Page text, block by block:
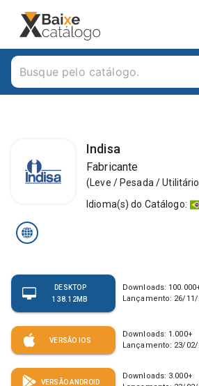
Indisa
Fabricante
(Leve / Pesada /
Idioma(s) do Catálogo:
DESKTOP
138.12MB
Downloads: 100.000
Lançamento: 26/11/
VERSÃO IOS
Downloads: 1.000+
Lançamento: 23/02/
VERSÃO ANDROID
Downloads: 3.000+